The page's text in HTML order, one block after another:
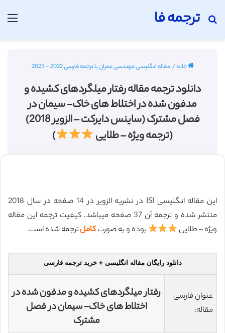
ترجمه فا
جستجو برای
خانه/مقاله انگلیسی مهندسی عمران با ترجمه فارسی 2022 - 2023
دانلود ترجمه مقاله رفتار میلگردهای کشیده و
مدفون شده در اختلاط های خاک- سیمان در
فصل مشترک (ساینس دایرکت – الزویر 2018)
(ترجمه ویژه – طلایی
)
این مقاله انگلیسی ISI در نشریه الزویر در 14 صفحه در سال 2018
منتشر شده و ترجمه آن 37 صفحه میباشد. کیفیت ترجمه این مقاله
ویژه – طلایی
بوده و به صورتکاملترجمه شده است.
دانلود رایگان مقاله انگلیسی + خرید ترجمه فارسی
عنوان فارسی
مقاله:
رفتار میلگردهای کشیده و مدفون شده در
اختلاط های خاک- سیمان در فصل
مشترک